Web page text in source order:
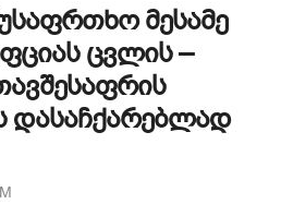
მესამე
ცვლის –
დასაჩქარებლად